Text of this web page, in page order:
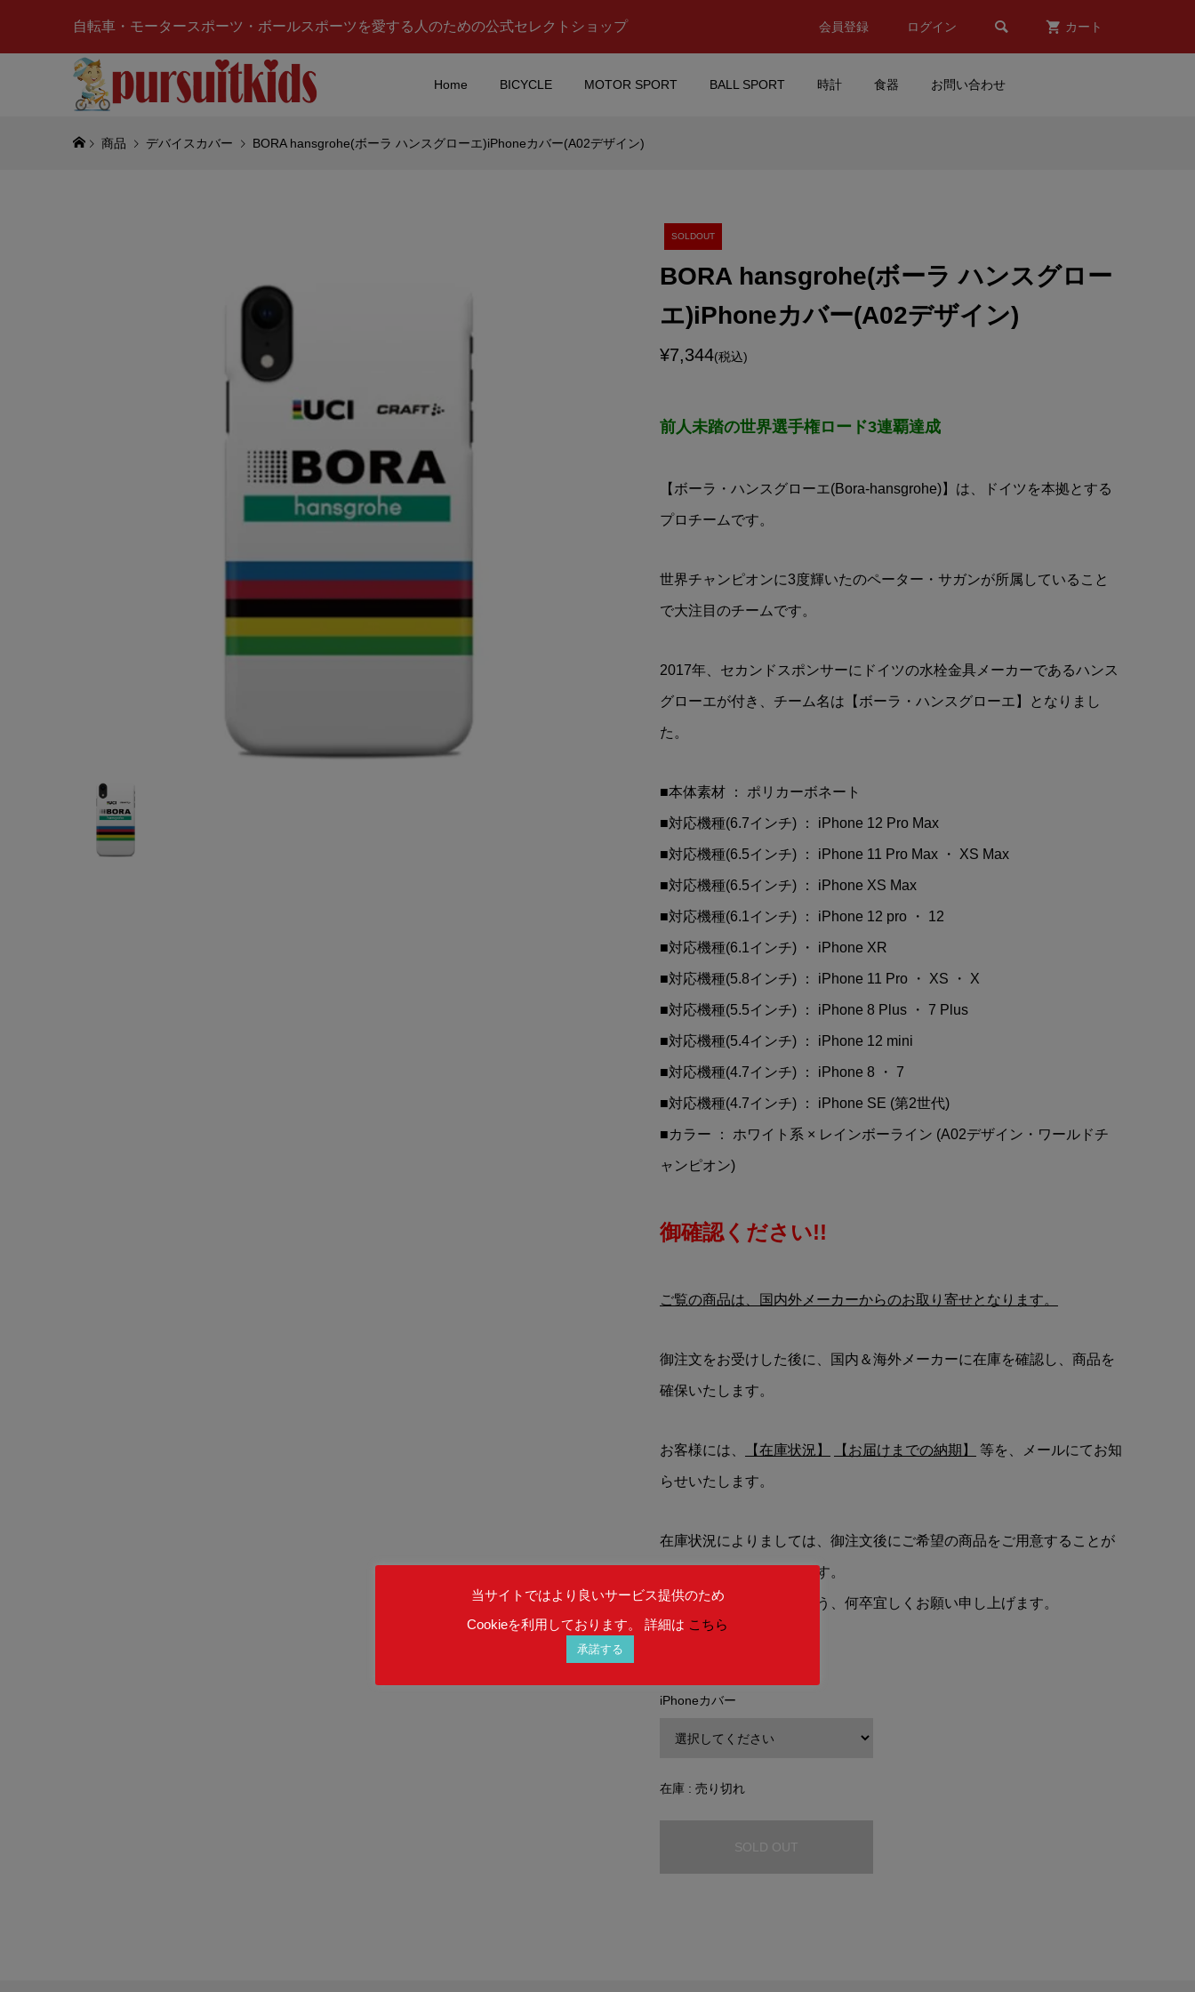
自転車・モータースポーツ・ボールスポーツを愛する人のための公式セレクトショップ 会員登録 ログイン  カート
Home BICYCLE MOTOR SPORT BALL SPORT 時計 食器 お問い合わせ
(税込)
TOMICA(トミカ)#121 市原市
消防局スクラムフォースミニ
カー(ロングタイプ)
¥3,980(税込)
Mercedes Benz(メルセデス
ベンツ)AMG PETRONAS
MOTORSPORT(エーエム...
ABREX(アブレック
ダ オクタビア)ツールドフ...
¥13,000(税込)
TEAM(レッドブル ケーティ
¥6,513
商品 デバイスカバー BORA hansgrohe(ボーラ ハンスグローエ)iPhoneカバー(A02デザイン)
SOLDOUT
BORA hansgrohe(ボーラ ハンスグロー
エ)iPhoneカバー(A02デザイン)
¥7,344(税込)
前人未踏の世界選手権ロード3連覇達成
【ボーラ・ハンスグローエ(Bora-hansgrohe)】は、ドイツを本拠とする
プロチームです。
世界チャンピオンに3度輝いたのペーター・サガンが所属していること
で大注目のチームです。
2017年、セカンドスポンサーにドイツの水栓金具メーカーであるハンス
グローエが付き、チーム名は【ボーラ・ハンスグローエ】となりまし
た。
■本体素材 ： ポリカーボネート
■対応機種(6.7インチ) ： iPhone 12 Pro Max
■対応機種(6.5インチ) ： iPhone 11 Pro Max ・ XS Max
■対応機種(6.5インチ) ： iPhone XS Max
■対応機種(6.1インチ) ： iPhone 12 pro ・ 12
■対応機種(6.1インチ) ・ iPhone XR
■対応機種(5.8インチ) ： iPhone 11 Pro ・ XS ・ X
■対応機種(5.5インチ) ： iPhone 8 Plus ・ 7 Plus
■対応機種(5.4インチ) ： iPhone 12 mini
■対応機種(4.7インチ) ： iPhone 8 ・ 7
■対応機種(4.7インチ) ： iPhone SE (第2世代)
■カラー ： ホワイト系 × レインボーライン (A02デザイン・ワールドチ
ャンピオン)
御確認ください!!
ご覧の商品は、国内外メーカーからのお取り寄せとなります。
御注文をお受けした後に、国内＆海外メーカーに在庫を確認し、商品を
確保いたします。
お客様には、 【在庫状況】 【お届けまでの納期】 等を、メールにてお知
らせいたします。
在庫状況によりましては、御注文後にご希望の商品をご用意することが
できない場合もございます。
予めご理解を賜りますよう、何卒宜しくお願い申し上げます。
iPhoneカバー
在庫 : 売り切れ
SOLD OUT
当サイトではより良いサービス提供のため
Cookieを利用しております。 詳細は こちら
承諾する